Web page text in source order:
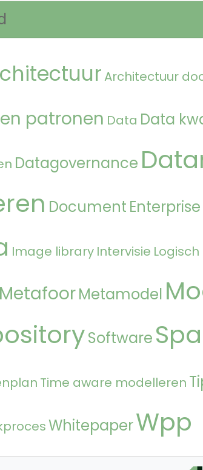
Architectuur
patronen Data Data
Datagovernance
Document
Image library Intervisie
MetafoorMetamodel
Software
Time aware modelleren
WhitepaperWpp